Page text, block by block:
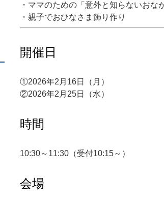
・ママのための「意外と知らないおな
・親子でおひなさま飾り作り
開催日
①2026年2月16日（月）
②2026年2月25日（水）
時間
10:30～11:30（受付10:15～）
会場